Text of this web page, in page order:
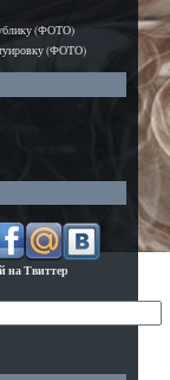
(ФОТО)
(ФОТО)